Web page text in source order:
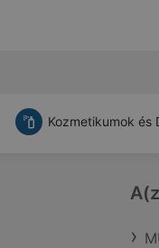
Kozmetikumok és